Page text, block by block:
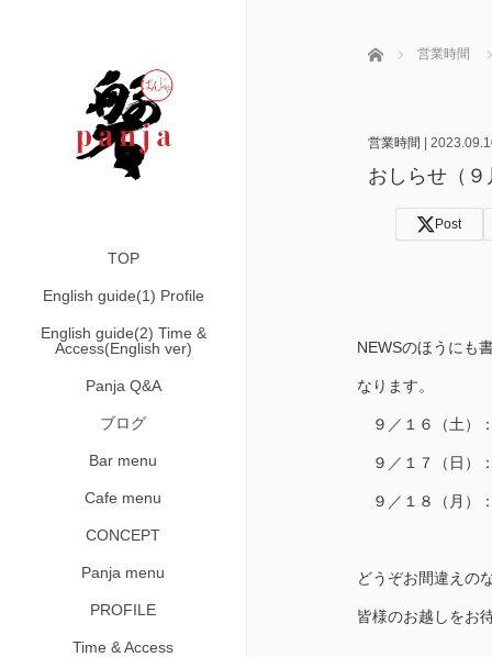
TOP
English guide(1) Profile
English guide(2) Time &
Access(English ver)
Panja Q&A
ブログ
Bar menu
Cafe menu
CONCEPT
Panja menu
PROFILE
Time & Access
ホーム 営業時間
営業時間
おしらせ（９
Post
NEWSのほうにも
なります。
９／１６（土）
９／１７（日）
９／１８（月）
どうぞお間違えの
皆様のお越しをお